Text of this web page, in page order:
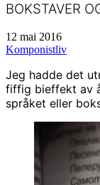
BOKSTAVER
12 mai 2016
Komponistliv
Jeg hadde det
fiffig bieffekt av
språket eller